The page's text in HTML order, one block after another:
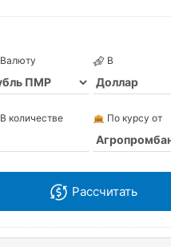
Валюту В
В количестве По курсу от
Рассчитать